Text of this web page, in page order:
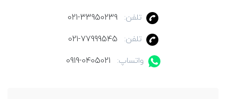
تلفن:
021-33950239
تلفن:
021-77999545
واتساپ:
0919-0405021